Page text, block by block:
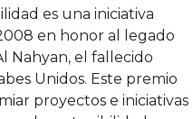
es una iniciativa
en honor al legado
Nahyan, el fallecido
Unidos. Este premio
proyectos e iniciativas